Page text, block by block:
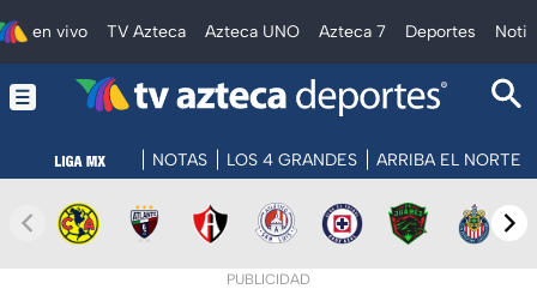
en vivo TV Azteca Azteca UNO Azteca 7 Deportes
NOTAS LOS 4 GRANDES ARRIBA EL NORTE
PUBLICIDAD